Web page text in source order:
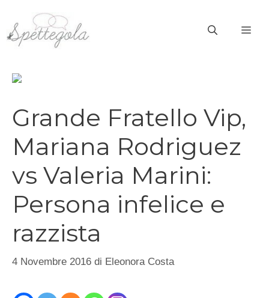
contenuto
Grande Fratello Vip,
Mariana Rodriguez
vs Valeria Marini:
Persona infelice e
razzista
4 Novembre 2016 di Eleonora Costa